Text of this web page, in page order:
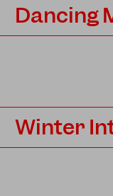
Dancing
Winter